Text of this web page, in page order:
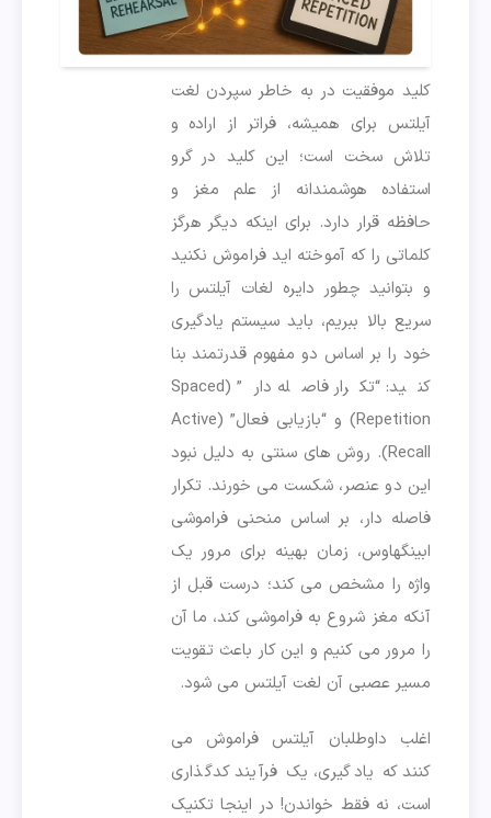
کلید موفقیت در به خاطر سپردن لغت
آیلتس برای همیشه، فراتر از اراده و
تلاش سخت است؛ این کلید در گرو
استفاده هوشمندانه از علم مغز و
حافظه قرار دارد. برای اینکه دیگر هرگز
کلماتی را که آموخته اید فراموش نکنید
و بتوانید چطور دایره لغات آیلتس را
سریع بالا ببریم، باید سیستم یادگیری
خود را بر اساس دو مفهوم قدرتمند بنا
کنید: “تکرار فاصله دار” (Spaced
Repetition) و “بازیابی فعال” (Active
Recall). روش های سنتی به دلیل نبود
این دو عنصر، شکست می خورند. تکرار
فاصله دار، بر اساس منحنی فراموشی
ابینگهاوس، زمان بهینه برای مرور یک
واژه را مشخص می کند؛ درست قبل از
آنکه مغز شروع به فراموشی کند، ما آن
را مرور می کنیم و این کار باعث تقویت
مسیر عصبی آن لغت آیلتس می شود.
اغلب داوطلبان آیلتس فراموش می
کنند که یادگیری، یک فرآیند کدگذاری
است، نه فقط خواندن! در اینجا تکنیک